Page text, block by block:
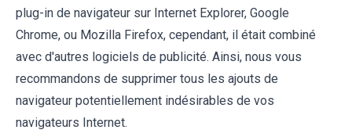
plug-in de navigateur sur Internet Explorer, Google
Chrome, ou Mozilla Firefox, cependant, il était combiné
avec d'autres logiciels de publicité. Ainsi, nous vous
recommandons de supprimer tous les ajouts de
navigateur potentiellement indésirables de vos
navigateurs Internet.